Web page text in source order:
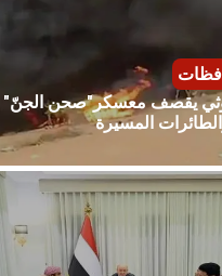
يقصف معسكر"صحن الجنّ"
المسيرة